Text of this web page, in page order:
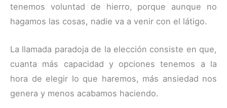
tenemos voluntad de hierro, porque aunque no
hagamos las cosas, nadie va a venir con el látigo.
La llamada paradoja de la elección consiste en que,
cuanta más capacidad y opciones tenemos a la
hora de elegir lo que haremos, más ansiedad nos
genera y menos acabamos haciendo.